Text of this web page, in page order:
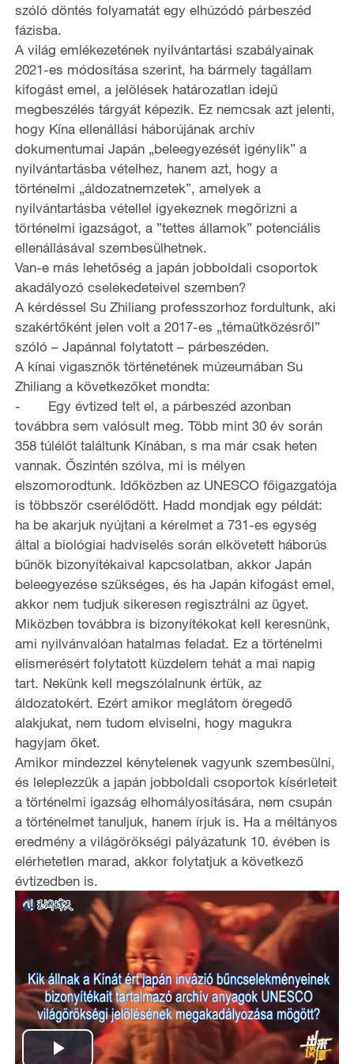
szóló döntés folyamatát egy elhúzódó párbeszéd
fázisba.
A világ emlékezetének nyilvántartási szabályainak
2021-es módosítása szerint, ha bármely tagállam
kifogást emel, a jelölések határozatlan idejű
megbeszélés tárgyát képezik. Ez nemcsak azt jelenti,
hogy Kína ellenállási háborújának archív
dokumentumai Japán „beleegyezését igénylik” a
nyilvántartásba vételhez, hanem azt, hogy a
történelmi „áldozatnemzetek”, amelyek a
nyilvántartásba vétellel igyekeznek megőrizni a
történelmi igazságot, a ”tettes államok” potenciális
ellenállásával szembesülhetnek.
Van-e más lehetőség a japán jobboldali csoportok
akadályozó cselekedeteivel szemben?
A kérdéssel Su Zhiliang professzorhoz fordultunk, aki
szakértőként jelen volt a 2017-es „témaütközésről”
szóló – Japánnal folytatott – párbeszéden.
A kínai vigasznők történetének múzeumában Su
Zhiliang a következőket mondta:
- Egy évtized telt el, a párbeszéd azonban
továbbra sem valósult meg. Több mint 30 év során
358 túlélőt találtunk Kínában, s ma már csak heten
vannak. Őszintén szólva, mi is mélyen
elszomorodtunk. Időközben az UNESCO főigazgatója
is többször cserélődött. Hadd mondjak egy példát:
ha be akarjuk nyújtani a kérelmet a 731-es egység
által a biológiai hadviselés során elkövetett háborús
bűnök bizonyítékaival kapcsolatban, akkor Japán
beleegyezése szükséges, és ha Japán kifogást emel,
akkor nem tudjuk sikeresen regisztrálni az ügyet.
Miközben továbbra is bizonyítékokat kell keresnünk,
ami nyilvánvalóan hatalmas feladat. Ez a történelmi
elismerésért folytatott küzdelem tehát a mai napig
tart. Nekünk kell megszólalnunk értük, az
áldozatokért. Ezért amikor meglátom öregedő
alakjukat, nem tudom elviselni, hogy magukra
hagyjam őket.
Amikor mindezzel kénytelenek vagyunk szembesülni,
és leleplezzük a japán jobboldali csoportok kísérleteit
a történelmi igazság elhomályosítására, nem csupán
a történelmet tanuljuk, hanem írjuk is. Ha a méltányos
eredmény a világörökségi pályázatunk 10. évében is
elérhetetlen marad, akkor folytatjuk a következő
évtizedben is.